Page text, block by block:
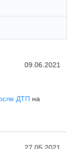
09.06.2021
ДТП на